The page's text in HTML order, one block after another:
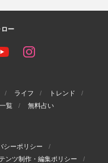
ー
ライフ
トレンド
覧 無料占い
シーポリシー
ンツ制作・編集ポリシー